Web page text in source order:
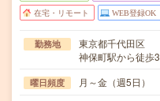
在宅・リモート WEB登録OK
勤務地
東京都千代田区
神保町駅から徒歩
曜日頻度 月～金（週5日